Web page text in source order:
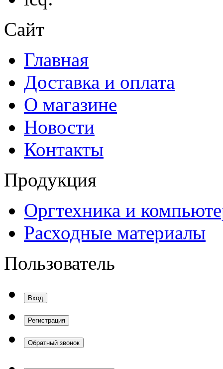
Сайт
Главная
Доставка и оплата
О магазине
Новости
Контакты
Продукция
Оргтехника и
Расходные материалы
Пользователь
Вход
Регистрация
Обратный звонок